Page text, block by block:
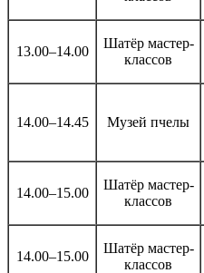
13.00–14.00
Шатёр мастер-
классов
14.00–14.45 Музей пчелы
14.00–15.00
Шатёр мастер-
классов
14.00–15.00
Шатёр мастер-
классов